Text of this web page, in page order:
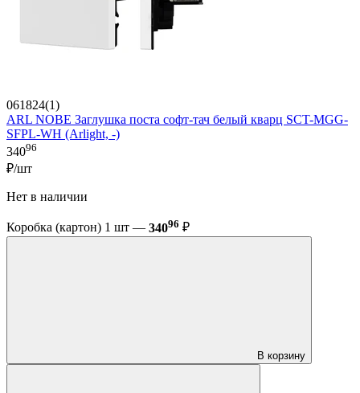
061824(1)
ARL NOBE Заглушка поста софт-тач белый кварц SCT-MGG-
SFPL-WH (Arlight, -)
34096
₽/шт
Нет в наличии
Коробка (картон) 1 шт — 34096 ₽
В корзину